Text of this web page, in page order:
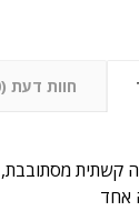
חוות דעת (0)
קשתית
אחד